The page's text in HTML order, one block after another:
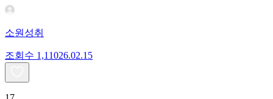
소원성취
조회수 1,11026.02.15